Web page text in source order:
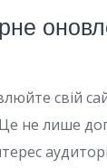
свій
не лише